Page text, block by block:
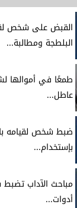
القبض على شخص
البلطجة ومطالبة...
طمعًا في أموالها
عاطل...
ضبط شخص لقيامه
بإستخدام...
مباحث الآداب تضبط
أدوات...